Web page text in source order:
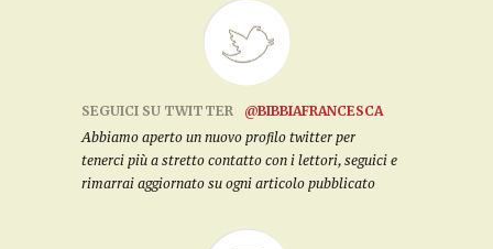
SEGUICI SU TWITTER
@BIBBIAFRANCESCA
Abbiamo aperto un nuovo profilo twitter per
tenerci più a stretto contatto con i lettori, seguici e
rimarrai aggiornato su ogni articolo pubblicato